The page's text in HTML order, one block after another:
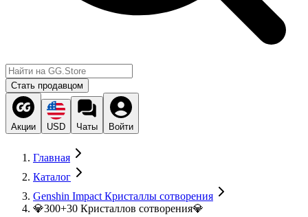
Стать продавцом
Акции USD Чаты Войти
Главная
Каталог
Genshin Impact Кристаллы сотворения
💎300+30 Кристаллов сотворения💎